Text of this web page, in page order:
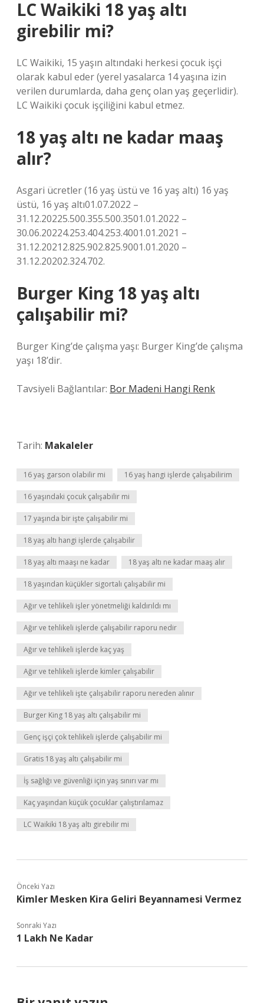
LC Waikiki 18 yaş altı
girebilir mi?
LC Waikiki, 15 yaşın altındaki herkesi çocuk işçi
olarak kabul eder (yerel yasalarca 14 yaşına izin
verilen durumlarda, daha genç olan yaş geçerlidir).
LC Waikiki çocuk işçiliğini kabul etmez.
18 yaş altı ne kadar maaş
alır?
Asgari ücretler (16 yaş üstü ve 16 yaş altı) 16 yaş
üstü, 16 yaş altı01.07.2022 –
31.12.20225.500.355.500.3501.01.2022 –
30.06.20224.253.404.253.4001.01.2021 –
31.12.20212.825.902.825.9001.01.2020 –
31.12.20202.324.702.
Burger King 18 yaş altı
çalışabilir mi?
Burger King’de çalışma yaşı: Burger King’de çalışma
yaşı 18’dir.
Tavsiyeli Bağlantılar: Bor Madeni Hangi Renk
Tarih: Makaleler
16 yaş garson olabilir mi 16 yaş hangi işlerde çalışabilirim
16 yaşındaki çocuk çalışabilir mi
17 yaşında bir işte çalışabilir mi
18 yaş altı hangi işlerde çalışabilir
18 yaş altı maaşı ne kadar 18 yaş altı ne kadar maaş alır
18 yaşından küçükler sigortalı çalışabilir mi
Ağır ve tehlikeli işler yönetmeliği kaldırıldı mı
Ağır ve tehlikeli işlerde çalışabilir raporu nedir
Ağır ve tehlikeli işlerde kaç yaş
Ağır ve tehlikeli işlerde kimler çalışabilir
Ağır ve tehlikeli işte çalışabilir raporu nereden alınır
Burger King 18 yaş altı çalışabilir mi
Genç işçi çok tehlikeli işlerde çalışabilir mi
Gratis 18 yaş altı çalışabilir mi
İş sağlığı ve güvenliği için yaş sınırı var mı
Kaç yaşından küçük çocuklar çalıştırılamaz
LC Waikiki 18 yaş altı girebilir mi
Önceki Yazı
Kimler Mesken Kira Geliri Beyannamesi Vermez
Sonraki Yazı
1 Lakh Ne Kadar